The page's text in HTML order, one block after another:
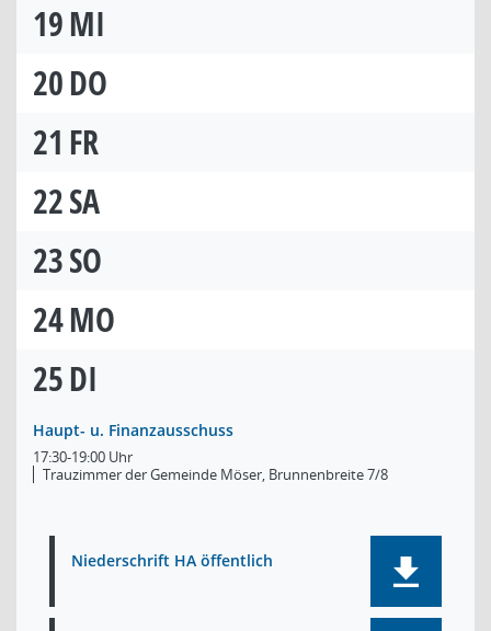
19MI
20DO
21 FR
22SA
23SO
24MO
25DI
Haupt- u. Finanzausschuss
17:30-19:00 Uhr
Trauzimmer der Gemeinde Möser, Brunnenbreite 7/8
Niederschrift HA öffentlich